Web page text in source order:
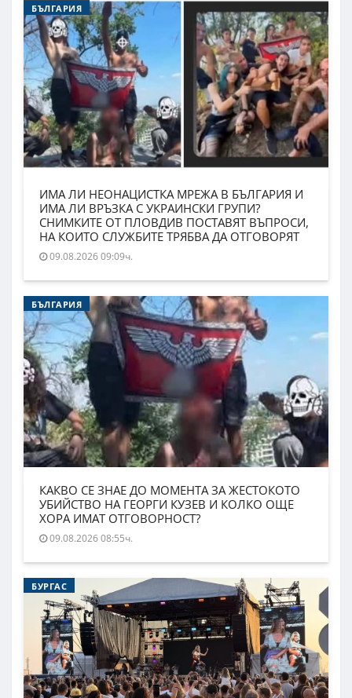
БЪЛГАРИЯ
ИМА ЛИ НЕОНАЦИСТКА МРЕЖА В БЪЛГАРИЯ И
ИМА ЛИ ВРЪЗКА С УКРАИНСКИ ГРУПИ?
СНИМКИТЕ ОТ ПЛОВДИВ ПОСТАВЯТ ВЪПРОСИ,
НА КОИТО СЛУЖБИТЕ ТРЯБВА ДА ОТГОВОРЯТ
09.08.2026 09:09ч.
БЪЛГАРИЯ
КАКВО СЕ ЗНАЕ ДО МОМЕНТА ЗА ЖЕСТОКОТО
УБИЙСТВО НА ГЕОРГИ КУЗЕВ И КОЛКО ОЩЕ
ХОРА ИМАТ ОТГОВОРНОСТ?
09.08.2026 08:55ч.
БУРГАС